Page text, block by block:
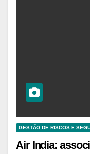
GESTÃO DE RISCOS E
Air India: